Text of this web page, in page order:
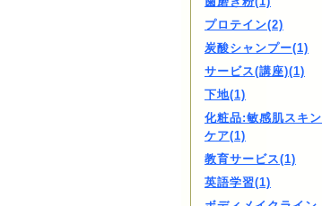
プロテイン(2)
炭酸シャンプー(1)
サービス(講座)(1)
下地(1)
化粧品:敏感肌スキン
ケア(1)
教育サービス(1)
英語学習(1)